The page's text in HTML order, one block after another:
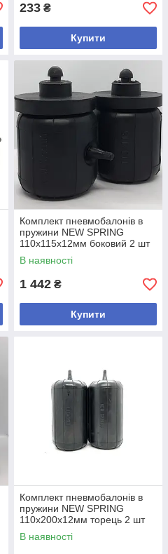
233 ₴
Купити
Комплект пневмобалонів в
пружини NEW SPRING
110х115х12мм боковий 2 шт
+ 2 проставки Код/Артикул
482.110.115.12.4.B
В наявності
1 442 ₴
Купити
Комплект пневмобалонів в
пружини NEW SPRING
110х200х12мм торець 2 шт
Код/Артикул
482.110.200.12.2.Т
В наявності